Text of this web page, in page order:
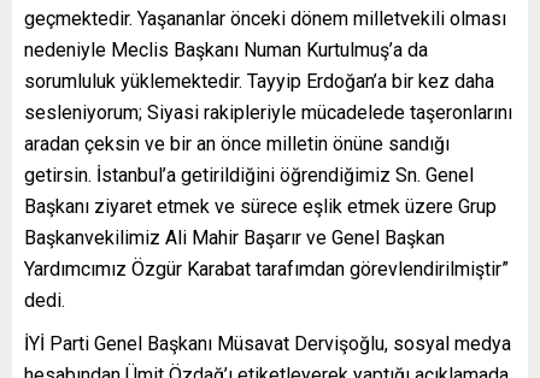
geçmektedir. Yaşananlar önceki dönem milletvekili olması
nedeniyle Meclis Başkanı Numan Kurtulmuş’a da
sorumluluk yüklemektedir. Tayyip Erdoğan’a bir kez daha
sesleniyorum; Siyasi rakipleriyle mücadelede taşeronlarını
aradan çeksin ve bir an önce milletin önüne sandığı
getirsin. İstanbul’a getirildiğini öğrendiğimiz Sn. Genel
Başkanı ziyaret etmek ve sürece eşlik etmek üzere Grup
Başkanvekilimiz Ali Mahir Başarır ve Genel Başkan
Yardımcımız Özgür Karabat tarafımdan görevlendirilmiştir”
dedi.
İYİ Parti Genel Başkanı Müsavat Dervişoğlu, sosyal medya